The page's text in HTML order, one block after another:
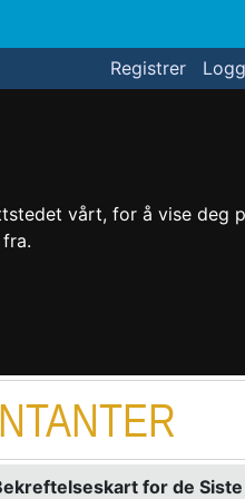
vårt, for å vise deg
Registrer
for de